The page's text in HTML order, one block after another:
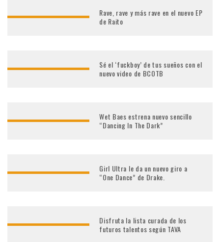
Rave, rave y más rave en el nuevo EP
de Raito
Sé el ‘fuckboy’ de tus sueños con el
nuevo video de BCOTB
Wet Baes estrena nuevo sencillo
“Dancing In The Dark”
Girl Ultra le da un nuevo giro a
“One Dance” de Drake.
Disfruta la lista curada de los
futuros talentos según TAVA